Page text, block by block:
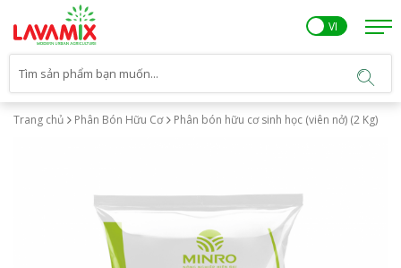
EN VI
Trang chủ Phân Bón Hữu Cơ Phân bón hữu cơ sinh học (viên nở) (2 Kg)